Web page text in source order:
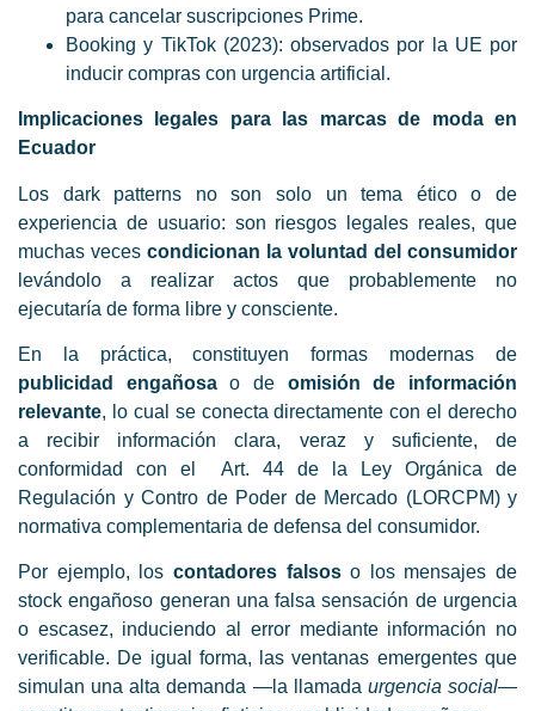
para cancelar suscripciones Prime.
Booking y TikTok (2023): observados por la UE por
inducir compras con urgencia artificial.
Implicaciones legales para las marcas de moda en
Ecuador
Los dark patterns no son solo un tema ético o de
experiencia de usuario: son riesgos legales reales, que
muchas veces condicionan la voluntad del consumidor
levándolo a realizar actos que probablemente no
ejecutaría de forma libre y consciente.
En la práctica, constituyen formas modernas de
publicidad engañosao de omisión de información
relevante, lo cual se conecta directamente con el derecho
a recibir información clara, veraz y suficiente, de
conformidad con el Art. 44 de la Ley Orgánica de
Regulación y Contro de Poder de Mercado (LORCPM) y
normativa complementaria de defensa del consumidor.
Por ejemplo, los contadores falsoso los mensajes de
stock engañoso generan una falsa sensación de urgencia
o escasez, induciendo al error mediante información no
verificable. De igual forma, las ventanas emergentes que
simulan una alta demanda —la llamada urgencia social—